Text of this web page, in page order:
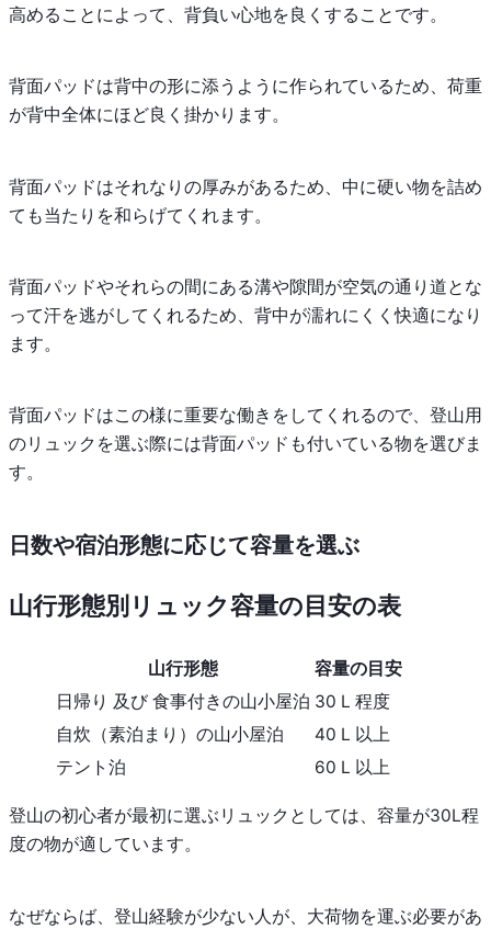
高めることによって、背負い心地を良くすることです。
背面パッドは背中の形に添うように作られているため、荷重
が背中全体にほど良く掛かります。
背面パッドはそれなりの厚みがあるため、中に硬い物を詰め
ても当たりを和らげてくれます。
背面パッドやそれらの間にある溝や隙間が空気の通り道とな
って汗を逃がしてくれるため、背中が濡れにくく快適になり
ます。
背面パッドはこの様に重要な働きをしてくれるので、登山用
のリュックを選ぶ際には背面パッドも付いている物を選びま
す。
日数や宿泊形態に応じて容量を選ぶ
山行形態別リュック容量の目安の表
山行形態
容量の目安
日帰り 及び 食事付きの山小屋泊 30 L 程度
自炊（素泊まり）の山小屋泊
40 L 以上
テント泊
60 L 以上
登山の初心者が最初に選ぶリュックとしては、容量が30L程
度の物が適しています。
なぜならば、登山経験が少ない人が、大荷物を運ぶ必要があ